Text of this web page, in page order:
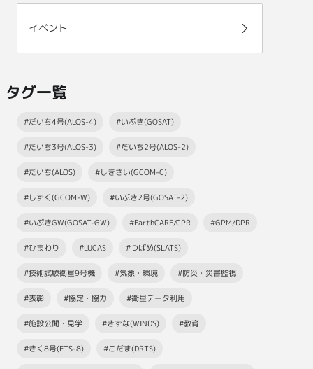
イベント
タグ一覧
#だいち4号(ALOS-4) #いぶき(GOSAT)
#だいち3号(ALOS-3) #だいち2号(ALOS-2)
#だいち(ALOS) #しきさい(GCOM-C)
#しずく(GCOM-W) #いぶき2号(GOSAT-2)
#いぶきGW(GOSAT-GW) #EarthCARE/CPR #GPM/DPR
#ひまわり #LUCAS #つばめ(SLATS)
#技術試験衛星9号機 #気象・環境 #防災・災害監視
#表彰 #協定・協力 #衛星データ利用
#施設公開・見学 #きずな(WINDS) #教育
#きく8号(ETS-8) #こだま(DRTS)